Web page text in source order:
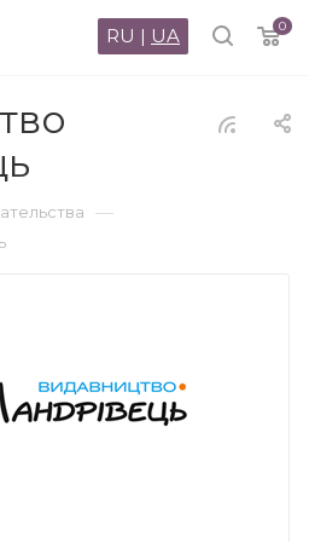
0
RU | UA
—